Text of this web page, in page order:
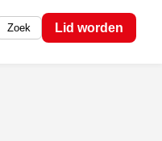
Zoek Lid worden